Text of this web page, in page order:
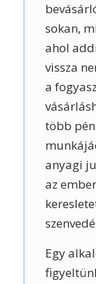
sokan,
ahol
vissza
a
több
anyagi
az
Egy